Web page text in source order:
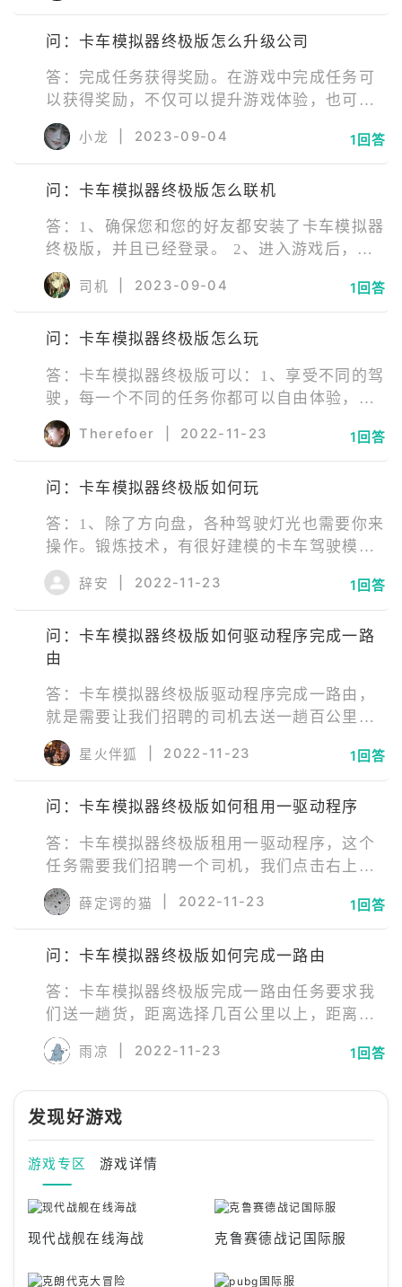
名赛,可以获得额外大量奖励。 5、观看视频广
告也可获得一定量的游戏币奖励。
问：卡车模拟器终极版怎么升级公司
答：完成任务获得奖励。在游戏中完成任务可
以获得奖励，不仅可以提升游戏体验，也可以
帮助玩家升级公司。 节约油耗。在游戏中，尽
可能少使用油可以节约开支，提高公司运营效
益，从而更容易升级公司。 建立自己的车队。
玩家可以通过购买新的卡车并加入车队，从而
级技能和卡车。通过使用获得的奖励，玩家可
以升级自己的技能和卡车，提高任务完成效
率，赢得更多奖励。
小龙 2023-09-04 1回答
问：卡车模拟器终极版怎么联机
答：1、确保您和您的好友都安装了卡车模拟器
终极版，并且已经登录。 2、进入游戏后，在
主菜单中选择“多人游戏”选项，并点击“新建房
间”。 3、在新建房间中，设置游戏模式、地
图、语言以及其他一些相关选项。
司机 2023-09-04 1回答
问：卡车模拟器终极版怎么玩
答：卡车模拟器终极版可以：1、享受不同的驾
驶，每一个不同的任务你都可以自由体验，绝
对逼真的3d世界和精细建模；2、卡车模拟器终
极版下载还有真实的操作键，还模拟了多变的
天气，这些会让卡车运输更真实；3、简单的进
行操作，让你体验更加轻松的驾驶玩法。外观
Therefoer 2022-11-23 1回答
问：卡车模拟器终极版如何玩
答：1、除了方向盘，各种驾驶灯光也需要你来
操作。锻炼技术，有很好建模的卡车驾驶模
拟；2、不仅模拟了不同的场景，造你的卡车终
极货运帝国。优秀的物理引擎，操控也更容
易。3、细节感十足，解锁不同的帅气卡车造
型，有加油站、发票站等等一系列现实生活中
存在；4、能够在冒险的旅途中更好的操作，可
务。
辞安 2022-11-23 1回答
问：卡车模拟器终极版如何驱动程序完成一路
由
答：卡车模拟器终极版驱动程序完成一路由，
就是需要让我们招聘的司机去送一趟百公里以
上的货物。我们随机选择一趟货物输送，点击
发送工作，在司机送完货物后，驱动程序完成
一路由的任务就完成了。
星火伴狐 2022-11-23 1回答
问：卡车模拟器终极版如何租用一驱动程序
答：卡车模拟器终极版租用一驱动程序，这个
任务需要我们招聘一个司机，我们点击右上角
的“公司”，然后点击左边第二个，选择“搜索员
工”，里面有很多岗位的员工可以招聘，要注
意，不要招聘成会计或厨师了，不然任务依旧
无法完成，这里我们选择招聘司机，就能完成
薛定谔的猫 2022-11-23 1回答
问：卡车模拟器终极版如何完成一路由
答：卡车模拟器终极版完成一路由任务要求我
们送一趟货，距离选择几百公里以上，距离太
短就无法完成了。完成一项随机百公里以上的
任务，也就完成了一路由任务。模拟和大亨在
司，雇用员工，扩大您的车队。当您从一端到
另一端环游世界时，成为道路之王。
雨凉 2022-11-23 1回答
发现好游戏
游戏专区 游戏详情
现代战舰在线海战 克鲁赛德战记国际服